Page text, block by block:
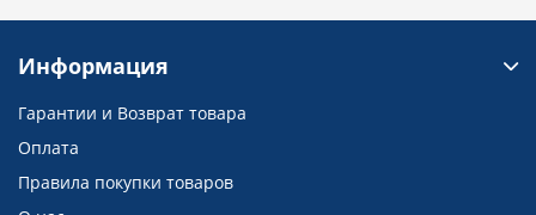
Информация
Гарантии и Возврат товара
Оплата
Правила покупки товаров